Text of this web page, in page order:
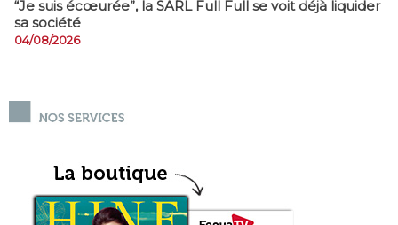
​“Je suis écœurée”, la SARL Full Full se voit déjà liquider
sa société
04/08/2026